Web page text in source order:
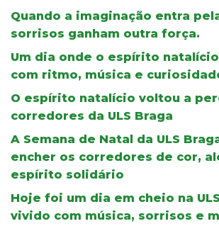
Quando a imaginação entra
sorrisos ganham outra força.
Um dia onde o espírito
com ritmo, música e
O espírito natalício voltou a
corredores da ULS Braga
A Semana de Natal da ULS
encher os corredores de cor,
espírito solidário
Hoje foi um dia em cheio na
vivido com música, sorrisos e